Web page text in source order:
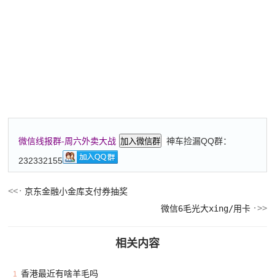
微信线报群-周六外卖大战 加入微信群
神车捡漏QQ群：
232332155
京东金融小金库支付券抽奖
微信6毛光大xing/用卡
相关内容
1 香港最近有啥羊毛吗